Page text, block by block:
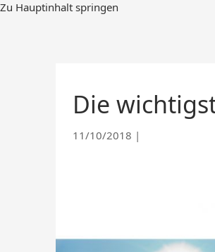
Skip
Zu Hauptinhalt springen
Die
11/10/2018 |